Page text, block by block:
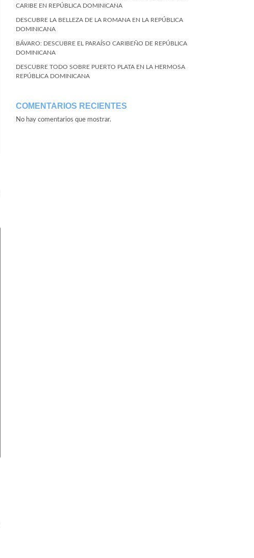
CARIBE EN REPÚBLICA DOMINICANA
DESCUBRE LA BELLEZA DE LA ROMANA EN LA REPÚBLICA
DOMINICANA
BÁVARO: DESCUBRE EL PARAÍSO CARIBEÑO DE REPÚBLICA
DOMINICANA
DESCUBRE TODO SOBRE PUERTO PLATA EN LA HERMOSA
REPÚBLICA DOMINICANA
COMENTARIOS RECIENTES
No hay comentarios que mostrar.